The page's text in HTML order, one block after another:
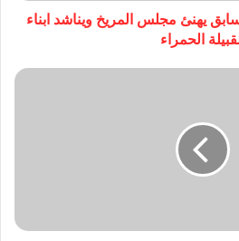
يهنئ مجلس المريخ ويناشد ابناء
الحمراء